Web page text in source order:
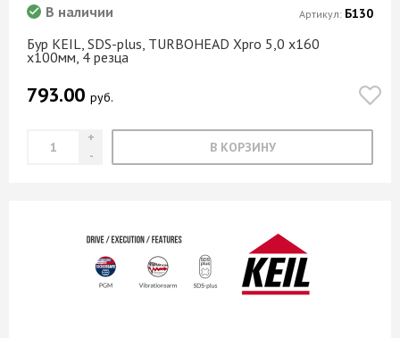
Бур KEIL, SDS-plus, TURBOHEAD Xpro 5,0 х160
х100мм, 4 резца
В наличии
793.00 руб.
В КОРЗИНУ
Артикул: Б130